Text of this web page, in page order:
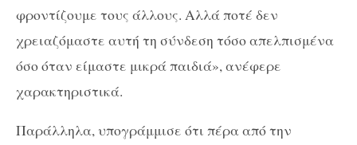
φροντίζουμε τους άλλους. Αλλά ποτέ δεν
χρειαζόμαστε αυτή τη σύνδεση τόσο απελπισμένα
όσο όταν είμαστε μικρά παιδιά», ανέφερε
χαρακτηριστικά.
Παράλληλα, υπογράμμισε ότι πέρα από την